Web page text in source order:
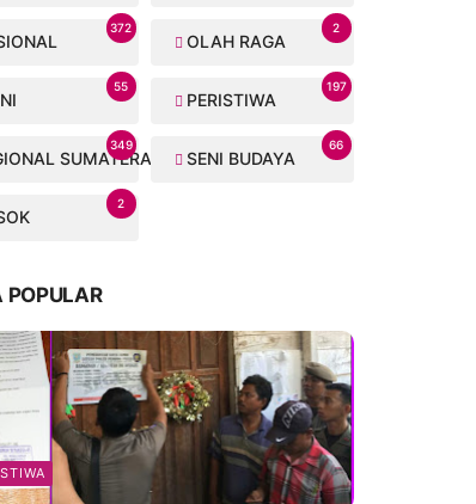
372
OLAH RAGA
2
55
PERISTIWA
197
SUMATERA
349
SENI BUDAYA
66
2
POPULAR